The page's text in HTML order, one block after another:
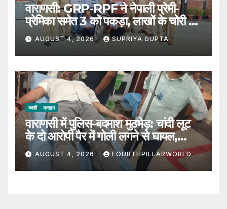
वाराणसी: GRP-RPF ने नेपाली प्रेमी-
प्रेमिका समेत 3 को पकड़ा, लाखों के चोरी का
सामान बरामद
AUGUST 4, 2026 SUPRIYA GUPTA
काशी क्राइम
वाराणसी में पुलिस-बदमाश मुठभेड़: चांदी लूट
के दो आरोपी पैर में गोली लगने से घायल,
SOG प्रभारी भी जख्मी
AUGUST 4, 2026 FOURTHPILLARWORLD